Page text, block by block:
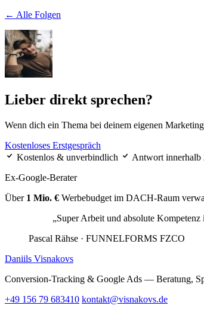
← Alle Folgen
Lieber direkt sprechen?
Wenn dich ein Thema bei deinem eigenen
Kostenloses Erstgespräch
Kostenlos & unverbindlich
Antwort innerhalb
Ex-Google-Berater
Über 1 Mio. € Werbebudget im DACH-Raum
„Super Arbeit und absolute
Pascal Rähse · FUNNELFORMS FZCO
Daniils Visnakovs
Conversion-Tracking & Google Ads — Beratung,
+49 156 79 683410 kontakt@visnakovs.de